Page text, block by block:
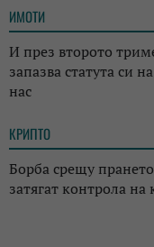
ИМОТИ
И през второто
запазва статута си
нас
КРИПТО
Борба срещу
затягат контрола на